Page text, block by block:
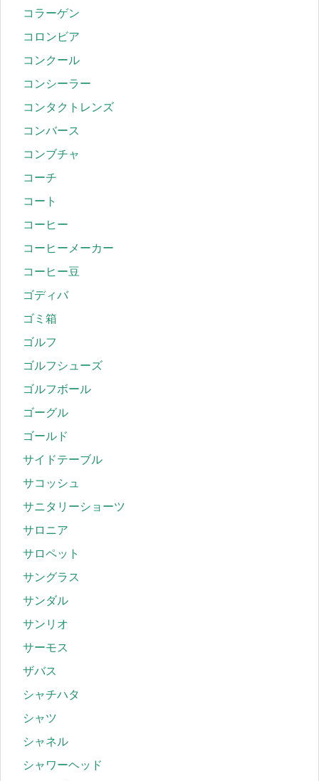
コラーゲン
コロンビア
コンクール
コンシーラー
コンタクトレンズ
コンバース
コンブチャ
コーチ
コート
コーヒー
コーヒーメーカー
コーヒー豆
ゴディバ
ゴミ箱
ゴルフ
ゴルフシューズ
ゴルフボール
ゴーグル
ゴールド
サイドテーブル
サコッシュ
サニタリーショーツ
サロニア
サロペット
サングラス
サンダル
サンリオ
サーモス
ザバス
シャチハタ
シャツ
シャネル
シャワーヘッド